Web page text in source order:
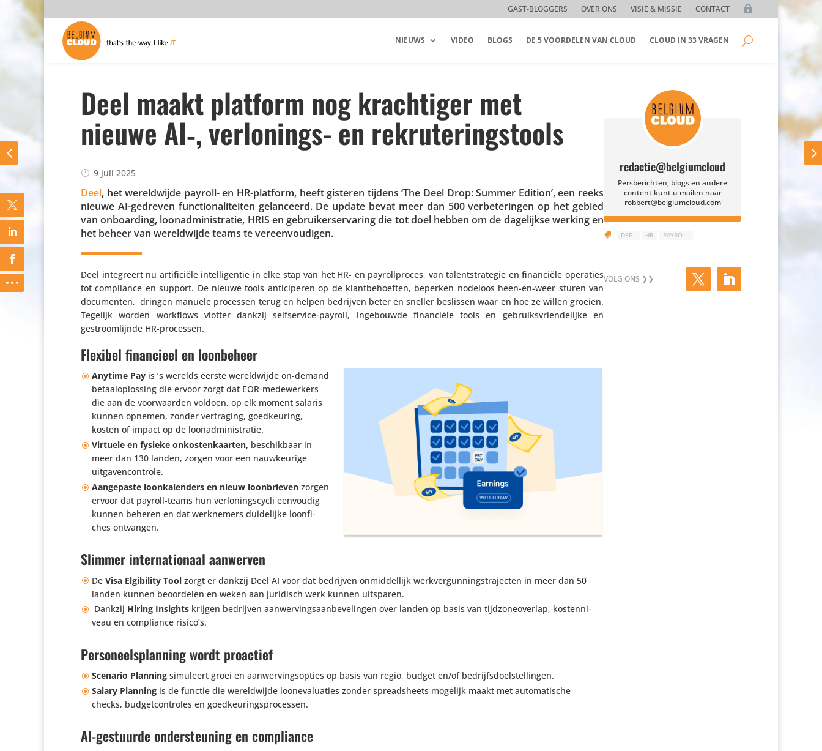
GAST-BLOGGERS OVER ONS VISIE & MISSIE CONTACT
NIEUWS VIDEO BLOGS DE 5 VOORDELEN VAN CLOUD CLOUD IN 33 VRAGEN
Deel maakt platform nog krachtiger met
nieuwe AI‑, verlonings- en rekruteringstools
9 juli 2025
Deel, het wereld­wijde payroll- en HR-platform, heeft gisteren tijdens ‘The Deel Drop: Summer Edition’, een reeks
nieuwe AI-gedreven func­ti­o­na­li­teiten gelan­ceerd. De update bevat meer dan 500 verbe­te­ringen op het gebied
van onboar­ding, loon­ad­mi­ni­stratie, HRIS en gebrui­ker­s­er­va­ring die tot doel hebben om de dage­lijkse werking en
het beheer van wereld­wijde teams te vereenvoudigen.
Deel inte­greert nu arti­fi­ciële intel­li­gentie in elke stap van het HR- en payroll­proces, van talent­stra­tegie en finan­ciële operaties
tot compli­ance en support. De nieuwe tools anti­ci­peren op de klant­be­hoeften, beperken nodeloos heen-en-weer sturen van
docu­menten, dringen manuele processen terug en helpen bedrijven beter en sneller beslissen waar en hoe ze willen groeien.
Tegelijk worden workflows vlotter dankzij self­ser­vice-payroll, inge­bouwde finan­ciële tools en gebruiks­vrien­de­lijke en
gestroom­lijnde HR-processen.
Flexibel financieel en loonbeheer
Anytime Pay is ’s werelds eerste wereld­wijde on-demand
betaal­op­los­sing die ervoor zorgt dat EOR-mede­wer­kers
die aan de voor­waarden voldoen, op elk moment salaris
kunnen opnemen, zonder vertra­ging, goed­keu­ring,
kosten of impact op de loonadministratie.
Virtuele en fysieke onkos­ten­kaarten, beschik­baar in
meer dan 130 landen, zorgen voor een nauw­keu­rige
uitgavencontrole.
Aange­paste loon­ka­len­ders en nieuw loon­brieven zorgen
ervoor dat payroll-teams hun verlo­nings­cycli eenvoudig
kunnen beheren en dat werk­ne­mers duide­lijke loon­fi­
ches ontvangen.
Slimmer internationaal aanwerven
De Visa Elgi­bi­lity Tool zorgt er dankzij Deel AI voor dat bedrijven onmid­del­lijk werk­ver­gun­ningstra­jecten in meer dan 50
landen kunnen beoor­delen en weken aan juridisch werk kunnen uitsparen.
Dankzij Hiring Insights krijgen bedrijven aanwer­vings­aan­be­ve­lingen over landen op basis van tijd­zo­ne­overlap, kosten­ni­
veau en compli­ance risico’s.
Personeelsplanning wordt proactief
Scenario Planningsimuleert groei en aanwer­vings­op­ties op basis van regio, budget en/​of bedrijfsdoelstellingen.
Salary Planning is de functie die wereld­wijde loon­e­va­lu­a­ties zonder spread­sheets mogelijk maakt met auto­ma­ti­sche
checks, budget­con­troles en goedkeuringsprocessen.
AI-gestuurde ondersteuning en compliance
redactie@belgiumcloud
Persberichten, blogs en andere
content kunt u mailen naar
robbert@belgiumcloud.com
 DEEL HR PAYROLL